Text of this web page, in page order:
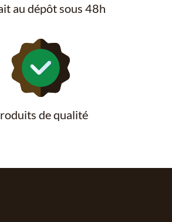
au dépôt sous 48h
de qualité